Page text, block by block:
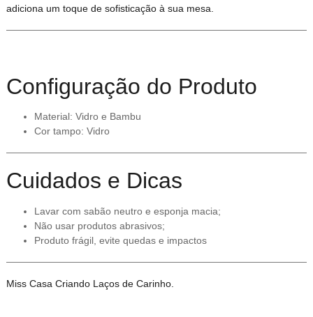
adiciona um toque de sofisticação à sua mesa.
Configuração do Produto
Material: Vidro e Bambu
Cor tampo: Vidro
Cuidados e Dicas
Lavar com sabão neutro e esponja macia;
Não usar produtos abrasivos;
Produto frágil, evite quedas e impactos
Miss Casa Criando Laços de Carinho.